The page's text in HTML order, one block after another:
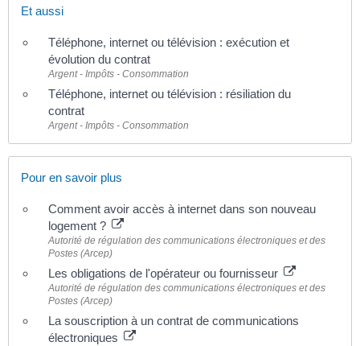
Et aussi
Téléphone, internet ou télévision : exécution et
évolution du contrat
Argent - Impôts - Consommation
Téléphone, internet ou télévision : résiliation du
contrat
Argent - Impôts - Consommation
Pour en savoir plus
Comment avoir accès à internet dans son nouveau
logement ?
Autorité de régulation des communications électroniques et des
Postes (Arcep)
Les obligations de l'opérateur ou fournisseur
Autorité de régulation des communications électroniques et des
Postes (Arcep)
La souscription à un contrat de communications
électroniques